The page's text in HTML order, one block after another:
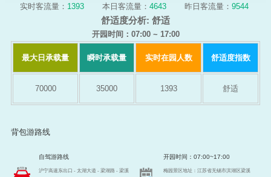
实时客流量： 1393 本日客流量： 4643 昨日客流量： 9544
舒适度分析: 舒适
开园时间：07:00 ~ 17:00
最大日承载量 瞬时承载量 实时在园人数 舒适度指数
70000 35000 1393 舒适
背包游路线
自驾游路线
沪宁高速东出口 - 太湖大道 - 梁湖路 - 梁溪
开园时间：07:00~17:00
梅园景区地址：江苏省无锡市滨湖区梁溪